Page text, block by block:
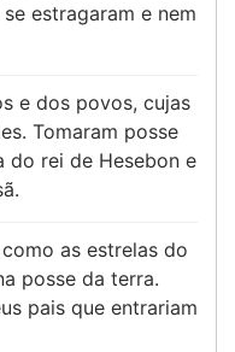
estragaram e nem
e dos povos, cujas
Tomaram posse
do rei de Hesebon e
as estrelas do
posse da terra.
pais que entrariam